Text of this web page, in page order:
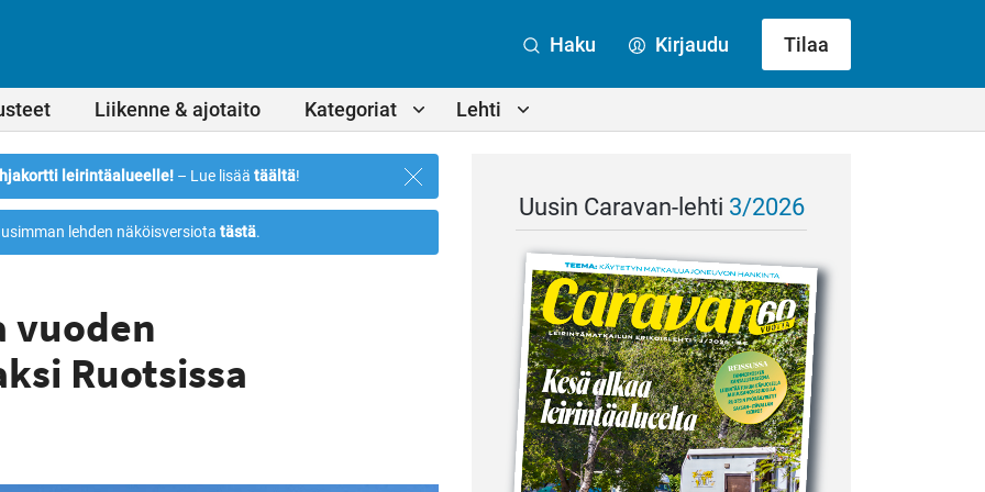
Liikenne & ajotaito Kategoriat Lehti
Haku Kirjaudu Tilaa
leirintäalueelle! – Lue lisää täältä!
Sulje
ilmoitus
lehden näköisversiota tästä.
vuoden
Ruotsissa
Uusin Caravan-lehti 3/2026